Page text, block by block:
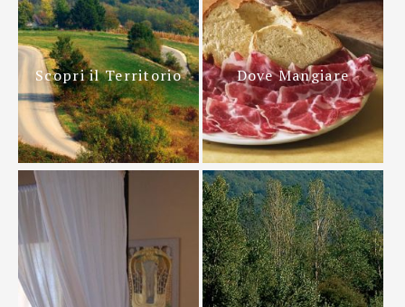
Scopri il Territorio Dove Mangiare